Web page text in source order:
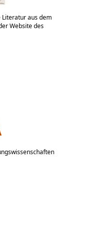
Literatur aus dem
Website des